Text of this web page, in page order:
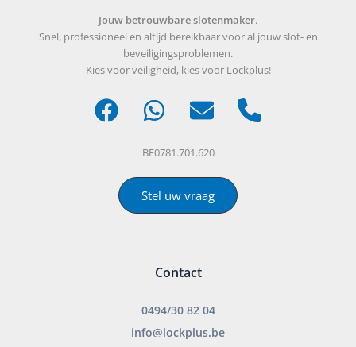
Jouw betrouwbare slotenmaker.
Snel, professioneel en altijd bereikbaar voor al jouw slot- en
beveiligingsproblemen.
Kies voor veiligheid, kies voor Lockplus!
BE0781.701.620
Stel uw vraag
Contact
0494/30 82 04
info@lockplus.be